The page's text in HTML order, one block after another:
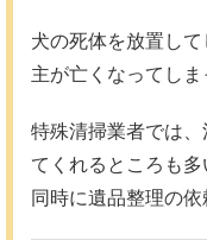
犬の死体を放置し
主が亡くなってしま
特殊清掃業者では、
てくれるところも
同時に遺品整理の依